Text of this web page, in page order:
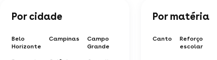
Por cidade
Belo
Horizonte
Campinas
Campo
Grande
Por matéria
Canto
Reforço
escolar